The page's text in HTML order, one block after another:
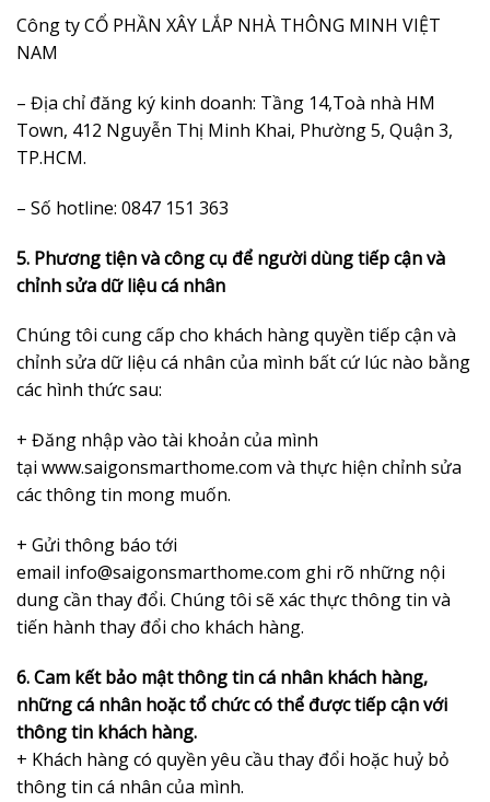
Công ty CỔ PHẦN XÂY LẮP NHÀ THÔNG MINH VIỆT
NAM
– Địa chỉ đăng ký kinh doanh: Tầng 14,Toà nhà HM
Town, 412 Nguyễn Thị Minh Khai, Phường 5, Quận 3,
TP.HCM.
– Số hotline: 0847 151 363
5. Phương tiện và công cụ để người dùng tiếp cận và
chỉnh sửa dữ liệu cá nhân
Chúng tôi cung cấp cho khách hàng quyền tiếp cận và
chỉnh sửa dữ liệu cá nhân của mình bất cứ lúc nào bằng
các hình thức sau:
+ Đăng nhập vào tài khoản của mình
tại www.saigonsmarthome.com và thực hiện chỉnh sửa
các thông tin mong muốn.
+ Gửi thông báo tới
email info@saigonsmarthome.com ghi rõ những nội
dung cần thay đổi. Chúng tôi sẽ xác thực thông tin và
tiến hành thay đổi cho khách hàng.
6. Cam kết bảo mật thông tin cá nhân khách hàng,
những cá nhân hoặc tổ chức có thể được tiếp cận với
thông tin khách hàng.
+ Khách hàng có quyền yêu cầu thay đổi hoặc huỷ bỏ
thông tin cá nhân của mình.